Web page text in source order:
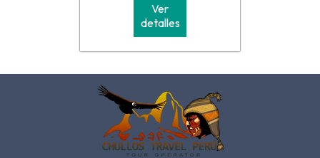
Ver
detalles